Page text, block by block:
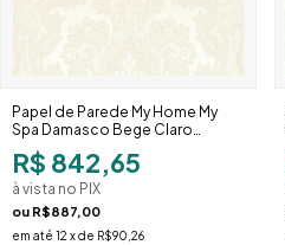
Papel de Parede My Home My
Spa Damasco Bege Claro
387082
R$ 842,65
à vista no PIX
ou R$887,00
em até 12 x de R$90,26